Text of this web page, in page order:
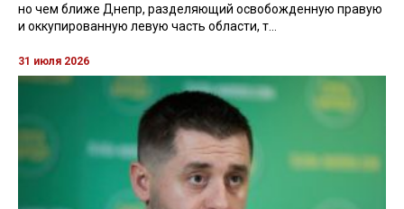
но чем ближе Днепр, разделяющий освобожденную правую
и оккупированную левую часть области, т...
31 июля 2026